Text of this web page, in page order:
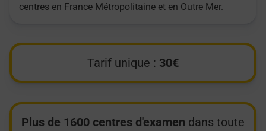
centres en France Métropolitaine et en Outre Mer.
Tarif unique : 30€
Plus de 1600 centres d'examen dans toute